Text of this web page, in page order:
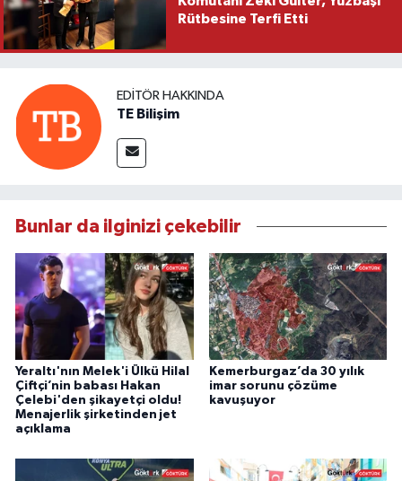
Rütbesine Terfi Etti
EDITÖR HAKKINDA
TE Bilişim
Bunlar da ilginizi çekebilir
Yeraltı'nın Melek'i Ülkü Hilal
Çiftçi’nin babası Hakan
Çelebi'den şikayetçi oldu!
Menajerlik şirketinden jet
açıklama
Kemerburgaz’da 30 yılık
imar sorunu çözüme
kavuşuyor